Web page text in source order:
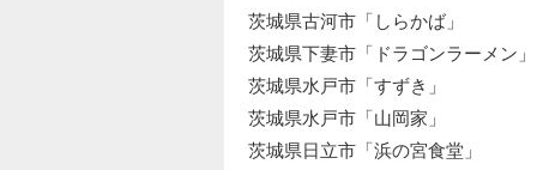
茨城県古河市「しらかば」
茨城県下妻市「ドラゴンラーメン」
茨城県水戸市「すずき」
茨城県水戸市「山岡家」
茨城県日立市「浜の宮食堂」